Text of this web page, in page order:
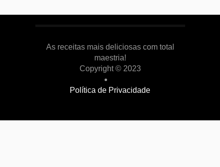
As receitas mais deliciosas com total
maestria!
Copyright © 2023
Política de Privacidade